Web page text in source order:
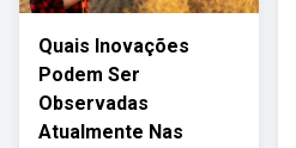
Quais Inovações
Podem Ser
Observadas
Atualmente Nas